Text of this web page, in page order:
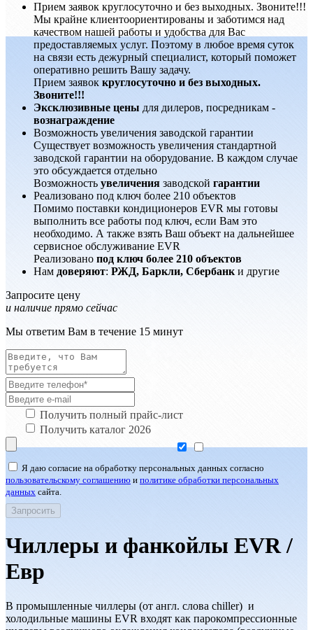
Прием заявок круглосуточно и без выходных. Звоните!!!
Мы крайне клиентоориентированы и заботимся над
качеством нашей работы и удобства для Вас
предоставляемых услуг. Поэтому в любое время суток
на связи есть дежурный специалист, который поможет
оперативно решить Вашу задачу.
Прием заявок круглосуточно и без выходных.
Звоните!!!
Эксклюзивные цены для дилеров, посредникам -
вознаграждение
Возможность увеличения заводской гарантии
Существует возможность увеличения стандартной
заводской гарантии на оборудование. В каждом случае
это обсуждается отдельно
Возможность увеличения заводской гарантии
Реализовано под ключ более 210 объектов
Помимо поставки кондиционеров EVR мы готовы
выполнить все работы под ключ, если Вам это
необходимо. А также взять Ваш объект на дальнейшее
сервисное обслуживание EVR
Реализовано под ключ более 210 объектов
Нам доверяют: РЖД, Баркли, Сбербанк и другие
Запросите цену
и наличие прямо сейчас
Мы ответим Вам в течение 15 минут
Получить полный прайс-лист
Получить каталог 2026
Я даю согласие на обработку персональных данных согласно
пользовательскому соглашению и политике обработки персональных
данных сайта.
Чиллеры и фанкойлы EVR /
Евр
В промышленные чиллеры (от англ. слова chiller) и
холодильные машины EVR входят как парокомпрессионные